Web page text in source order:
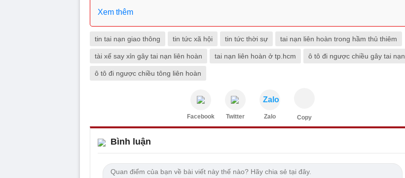
Xem thêm
tin tai nạn giao thông tin tức xã hội tin tức thời sự tai nạn liên hoàn trong hầm thủ thiêm
tài xế say xỉn gây tai nạn liên hoàn tai nạn liên hoàn ở tp.hcm ô tô đi ngược chiều gây tai nạn
ô tô đi ngược chiều tông liên hoàn
Facebook Twitter
Zalo
Zalo Copy
Bình luận